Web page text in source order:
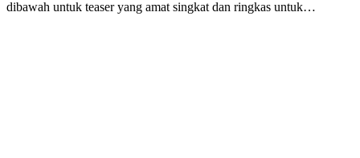
dibawah untuk teaser yang amat singkat dan ringkas untuk…